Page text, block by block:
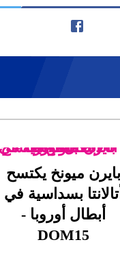
بايرن ميونخ يكتسح
أتالانتا بسداسية في
أبطال أوروبا -
DOM15